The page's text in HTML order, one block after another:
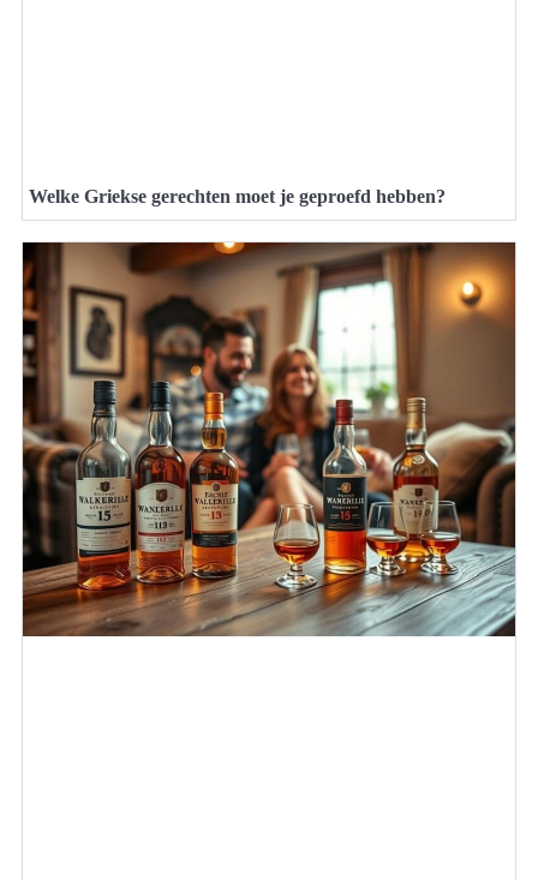
Welke Griekse gerechten moet je geproefd hebben?